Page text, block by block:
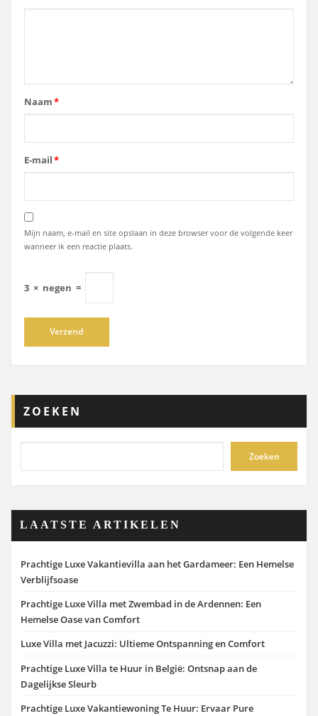
Naam*
E-mail*
Mijn naam, e-mail en site opslaan in deze browser voor de volgende keer
wanneer ik een reactie plaats.
3 × negen =
ZOEKEN
Zoeken
LAATSTE ARTIKELEN
Prachtige Luxe Vakantievilla aan het Gardameer: Een Hemelse
Verblijfsoase
Prachtige Luxe Villa met Zwembad in de Ardennen: Een
Hemelse Oase van Comfort
Luxe Villa met Jacuzzi: Ultieme Ontspanning en Comfort
Prachtige Luxe Villa te Huur in België: Ontsnap aan de
Dagelijkse Sleurb
Prachtige Luxe Vakantiewoning Te Huur: Ervaar Pure